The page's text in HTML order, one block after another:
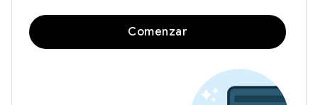
Comenzar